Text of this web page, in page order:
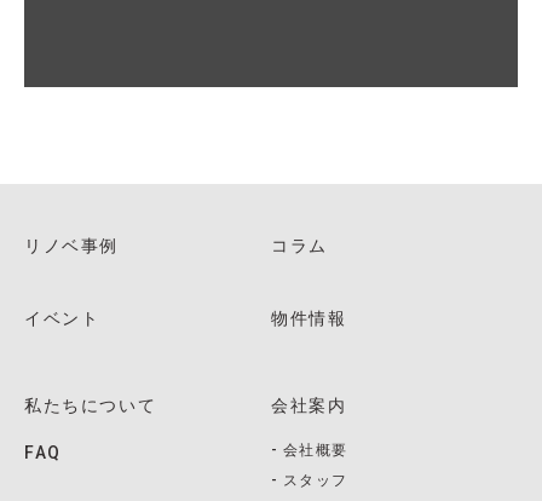
リノベ事例
イベント
コラム
物件情報
私たちについて
FAQ
会社案内
会社概要
スタッフ